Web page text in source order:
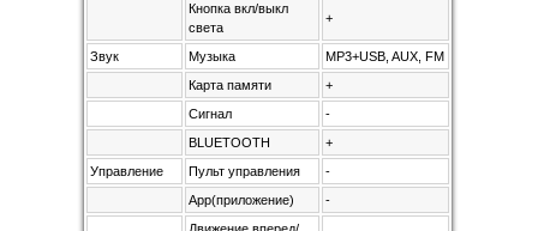
Кнопка вкл/выкл
света
+
Звук Музыка
MP3+USB, AUX, FM
Карта памяти
+
Сигнал
-
BLUETOOTH
+
Управление
Пульт управления
-
App(приложение)
-